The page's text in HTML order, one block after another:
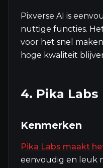
Pixverse AI is
nuttige functies.
voor het snel
hoge kwaliteit
4. Pika Labs
Kenmerken
Pika Labs maakt
eenvoudig en leuk